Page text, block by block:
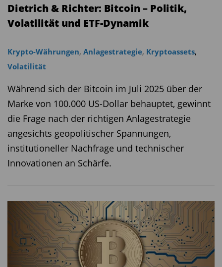
Dietrich & Richter: Bitcoin – Politik,
Volatilität und ETF-Dynamik
Krypto-Währungen, Anlagestrategie, Kryptoassets,
Volatilität
Während sich der Bitcoin im Juli 2025 über der
Marke von 100.000 US-Dollar behauptet, gewinnt
die Frage nach der richtigen Anlagestrategie
angesichts geopolitischer Spannungen,
institutioneller Nachfrage und technischer
Innovationen an Schärfe.